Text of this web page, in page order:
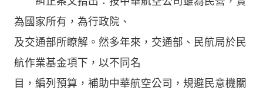
為國家所有，為行政院、
及交通部所瞭解。然多年來，交通部、民航局於民
航作業基金項下，以不同名
目，編列預算，補助中華航空公司，規避民意機關